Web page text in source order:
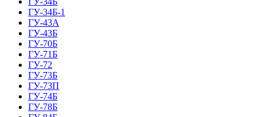
ГУ-34Б-1
ГУ-43А
ГУ-43Б
ГУ-70Б
ГУ-71Б
ГУ-72
ГУ-73Б
ГУ-73П
ГУ-74Б
ГУ-78Б